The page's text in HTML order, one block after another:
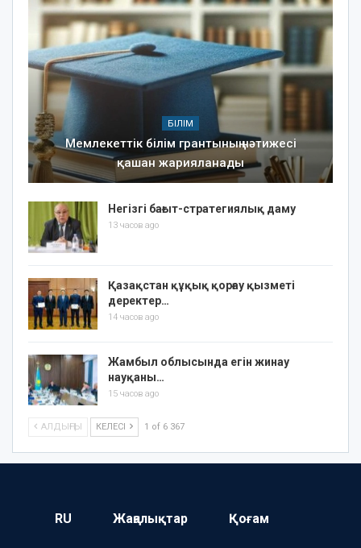
БІЛІМ
Мемлекеттік білім грантының нәтижесі
қашан жарияланады
Негізгі бағыт-стратегиялық даму
13 часов ago
Қазақстан құқық қорғау қызметі
деректер…
14 часов ago
Жамбыл облысында егін жинау
науқаны…
15 часов ago
АЛДЫҢҒЫ КЕЛЕСІ 1 of 6 367
RU Жаңалықтар Қоғам